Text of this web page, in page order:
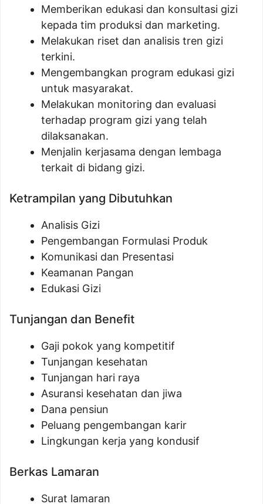
Memberikan edukasi dan konsultasi gizi
kepada tim produksi dan marketing.
Melakukan riset dan analisis tren gizi
terkini.
Mengembangkan program edukasi gizi
untuk masyarakat.
Melakukan monitoring dan evaluasi
terhadap program gizi yang telah
dilaksanakan.
Menjalin kerjasama dengan lembaga
terkait di bidang gizi.
Ketrampilan yang Dibutuhkan
Analisis Gizi
Pengembangan Formulasi Produk
Komunikasi dan Presentasi
Keamanan Pangan
Edukasi Gizi
Tunjangan dan Benefit
Gaji pokok yang kompetitif
Tunjangan kesehatan
Tunjangan hari raya
Asuransi kesehatan dan jiwa
Dana pensiun
Peluang pengembangan karir
Lingkungan kerja yang kondusif
Berkas Lamaran
Surat lamaran